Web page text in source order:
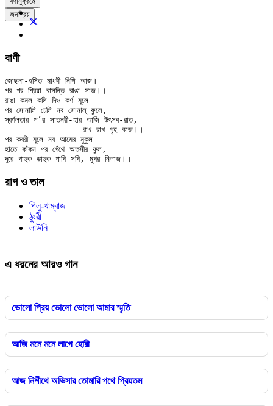
জনপ্রিয়
বাণী
জোছনা-হসিত মাধবী নিশি আজ।
পর পর প্রিয়া বাসন্তি-রাঙা সাজ।।
রাঙা কমল-কলি দিও কর্ণ-মূলে
পর সোনালি চেলি নব সোনাল্ ফুলে,
স্বর্ণলতার প’র সাতনরী-হার আজি উৎসব-রাত,
পর কবরী-মূলে নব আমের মুকুল
হাতে কাঁকন পর গেঁথে অতসীর ফুল,
রাগ ও তাল
পিলু-খাম্বাজ
ঠুংরী
লাউনি
এ ধরনের আরও গান
ভোলো প্রিয় ভোলো ভোলো আমার স্মৃতি
আজি মনে মনে লাগে হোরী
আজ নিশীথে অভিসার তোমারি পথে প্রিয়তম